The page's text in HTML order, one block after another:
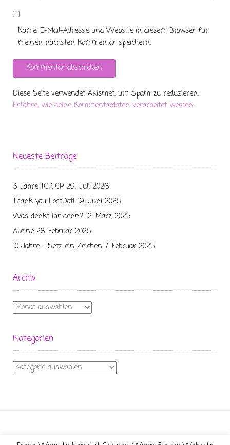
Name, E-Mail-Adresse und Website in diesem Browser für
meinen nächsten Kommentar speichern.
Diese Seite verwendet Akismet, um Spam zu reduzieren.
Erfahre, wie deine Kommentardaten verarbeitet werden..
Neueste Beiträge
3 Jahre TCR CP 29. Juli 2026
Thank you LostDot! 19. Juni 2025
Was denkt ihr denn? 12. März 2025
Alleine 28. Februar 2025
10 Jahre – Setz ein Zeichen 7. Februar 2025
Archiv
Archiv
Kategorien
Kategorien